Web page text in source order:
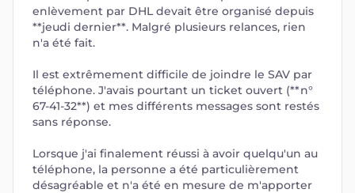
enlèvement par DHL devait être organisé depuis
**jeudi dernier**. Malgré plusieurs relances, rien
n'a été fait.
Il est extrêmement difficile de joindre le SAV par
téléphone. J'avais pourtant un ticket ouvert (**n°
67-41-32**) et mes différents messages sont restés
sans réponse.
Lorsque j'ai finalement réussi à avoir quelqu'un au
téléphone, la personne a été particulièrement
désagréable et n'a été en mesure de m'apporter